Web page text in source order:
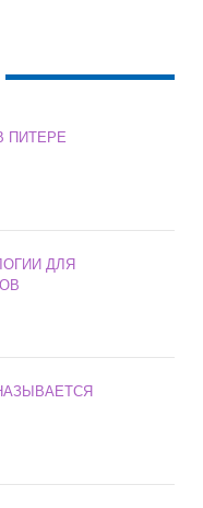
ПИТЕРЕ
ДЛЯ